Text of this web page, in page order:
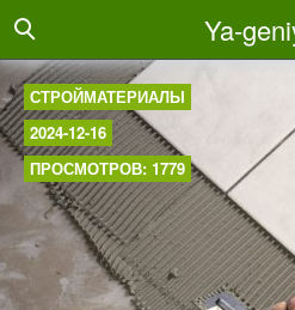
Ya-
СТРОЙМАТЕРИАЛЫ
2024-12-16
ПРОСМОТРОВ: 1779